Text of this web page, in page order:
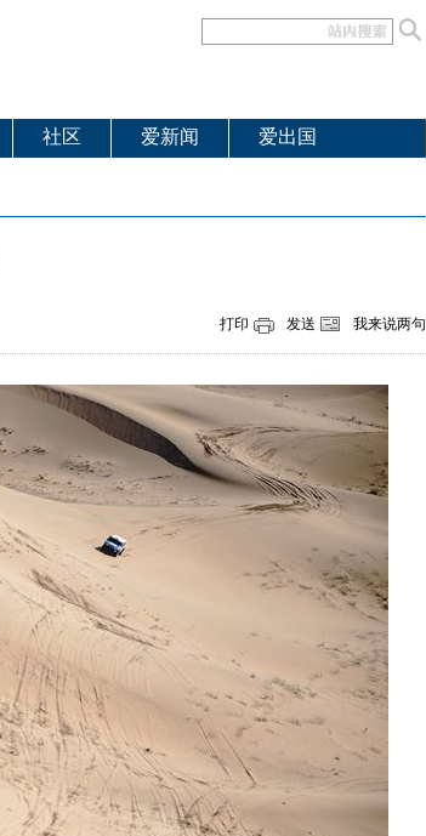
社区 爱新闻 爱出国
打印 发送 我来说两句